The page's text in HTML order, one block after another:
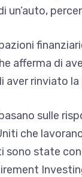
un’auto,
afferma di
aver rinviato
sulle
che
sono state